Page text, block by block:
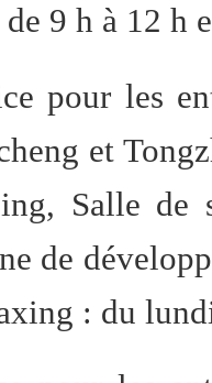
9 h à 12 h
pour les
et
Salle de
de
: du